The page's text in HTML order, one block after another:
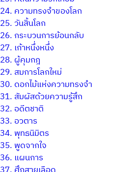
24. ความทรงจำของโลก
25.วันสิ้นโลก
26. กระบวนการย้อนกลับ
27. เก้าหนึ่งหนึ่ง
28. ผู้คุมกฎ
29. สมการโลกใหม่
30. ดอกไม้แห่งความทรงจำ
31. สัมผัสด้วยความรู้สึก
32. อดีตชาติ
33. อวตาร
34. พุทธนิมิตร
35. พูดจากใจ
36. แผนการ